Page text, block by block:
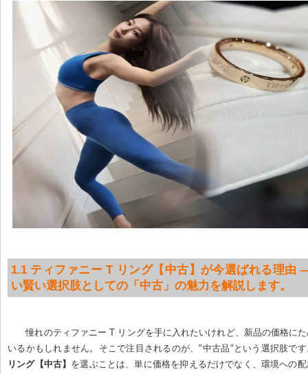
1.1 ティファニー T リング【中古】が今選ばれる理由
い賢い選択肢としての「中古」の魅力を解説します。
憧れのティファニー T リングを手に入れたいけれど、新品の価格に
いるかもしれません。そこで注目されるのが、"中古品"という選択肢で
リング【中古】 を選ぶことは、単に価格を抑えるだけでなく、環境への